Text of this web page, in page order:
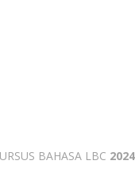
BAHASA LBC